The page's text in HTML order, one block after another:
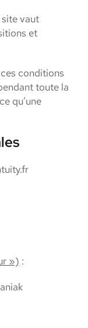
vaut
et
conditions
toute la
qu’une
») :